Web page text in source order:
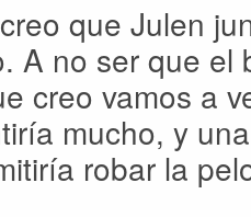
que Julen
A no ser que
creo vamos a
mucho, y
robar la